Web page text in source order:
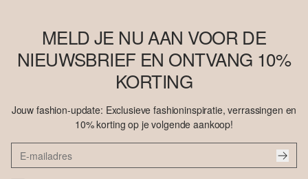
MELD JE NU AAN VOOR DE
NIEUWSBRIEF EN ONTVANG 10%
KORTING
Jouw fashion-update: Exclusieve fashioninspiratie, verrassingen en
10% korting op je volgende aankoop!